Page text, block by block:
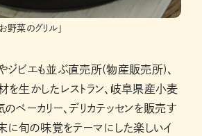
野菜のグリル」
ジビエも並ぶ直売所(物産販売所)、
を生かしたレストラン、岐阜県産小麦
ベーカリー、デリカテッセンを販売す
に旬の味覚をテーマにした楽しいイ